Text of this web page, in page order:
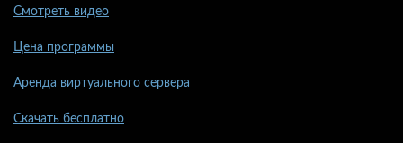
Смотреть видео
Цена программы
Аренда виртуального сервера
Скачать бесплатно